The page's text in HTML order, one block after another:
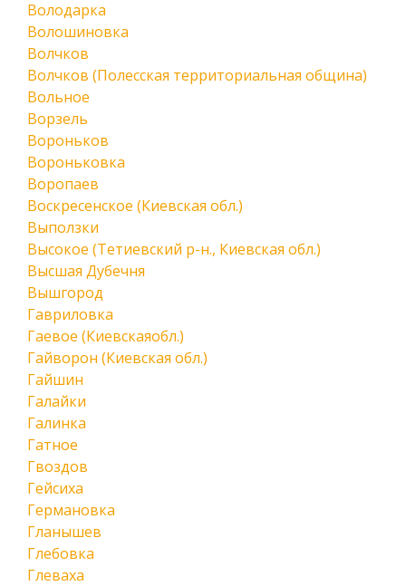
Володарка
Волошиновка
Волчков
Волчков (Полесская территориальная община)
Вольное
Ворзель
Вороньков
Вороньковка
Воропаев
Воскресенское (Киевская обл.)
Выползки
Высокое (Тетиевский р-н., Киевская обл.)
Высшая Дубечня
Вышгород
Гавриловка
Гаевое (Киевскаяобл.)
Гайворон (Киевская обл.)
Гайшин
Галайки
Галинка
Гатное
Гвоздов
Гейсиха
Германовка
Гланышев
Глебовка
Глеваха